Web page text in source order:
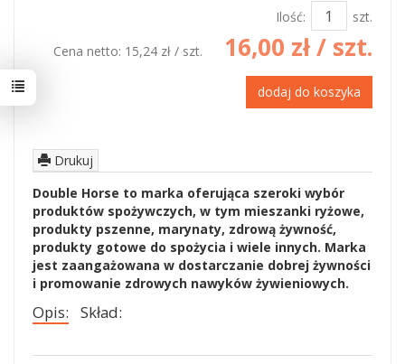
Ilość:
szt.
Cena netto: 15,24 zł / szt. 16,00 zł/ szt.
dodaj do koszyka
Drukuj
Double Horse to marka oferująca szeroki wybór
produktów spożywczych, w tym mieszanki ryżowe,
produkty pszenne, marynaty, zdrową żywność,
produkty gotowe do spożycia i wiele innych. Marka
jest zaangażowana w dostarczanie dobrej żywności
i promowanie zdrowych nawyków żywieniowych.
Opis: Skład: